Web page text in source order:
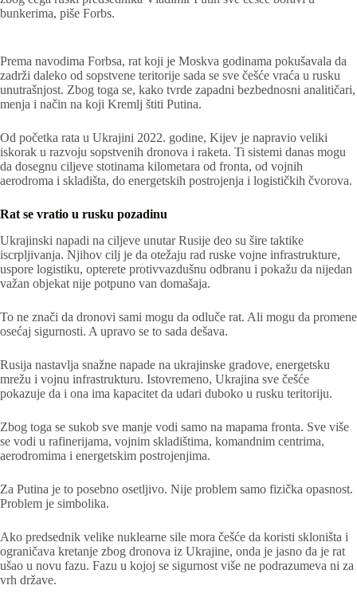
bunkerima, piše Forbs.
Prema navodima Forbsa, rat koji je Moskva godinama pokušavala da
zadrži daleko od sopstvene teritorije sada se sve češće vraća u rusku
unutrašnjost. Zbog toga se, kako tvrde zapadni bezbednosni analitičari,
menja i način na koji Kremlj štiti Putina.
Od početka rata u Ukrajini 2022. godine, Kijev je napravio veliki
iskorak u razvoju sopstvenih dronova i raketa. Ti sistemi danas mogu
da dosegnu ciljeve stotinama kilometara od fronta, od vojnih
aerodroma i skladišta, do energetskih postrojenja i logističkih čvorova.
Rat se vratio u rusku pozadinu
Ukrajinski napadi na ciljeve unutar Rusije deo su šire taktike
iscrpljivanja. Njihov cilj je da otežaju rad ruske vojne infrastrukture,
uspore logistiku, opterete protivvazdušnu odbranu i pokažu da nijedan
važan objekat nije potpuno van domašaja.
To ne znači da dronovi sami mogu da odluče rat. Ali mogu da promene
osećaj sigurnosti. A upravo se to sada dešava.
Rusija nastavlja snažne napade na ukrajinske gradove, energetsku
mrežu i vojnu infrastrukturu. Istovremeno, Ukrajina sve češće
pokazuje da i ona ima kapacitet da udari duboko u rusku teritoriju.
Zbog toga se sukob sve manje vodi samo na mapama fronta. Sve više
se vodi u rafinerijama, vojnim skladištima, komandnim centrima,
aerodromima i energetskim postrojenjima.
Za Putina je to posebno osetljivo. Nije problem samo fizička opasnost.
Problem je simbolika.
Ako predsednik velike nuklearne sile mora češće da koristi skloništa i
ograničava kretanje zbog dronova iz Ukrajine, onda je jasno da je rat
ušao u novu fazu. Fazu u kojoj se sigurnost više ne podrazumeva ni za
vrh države.